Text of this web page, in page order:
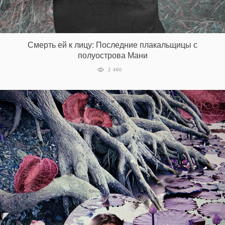
Смерть ей к лицу: Последние плакальщицы с
полуострова Мани
2 460